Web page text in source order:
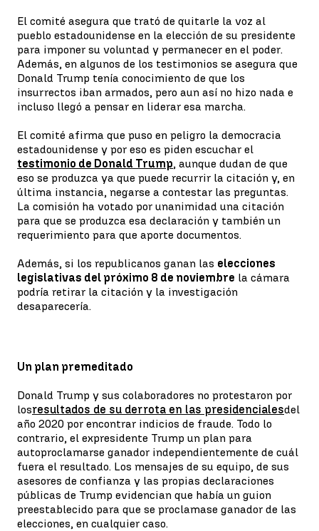
El comité asegura que trató de quitarle la voz al
pueblo estadounidense en la elección de su presidente
para imponer su voluntad y permanecer en el poder.
Además, en algunos de los testimonios se asegura que
Donald Trump tenía conocimiento de que los
insurrectos iban armados, pero aun así no hizo nada e
incluso llegó a pensar en liderar esa marcha.
El comité afirma que puso en peligro la democracia
estadounidense y por eso es piden escuchar el
testimonio de Donald Trump, aunque dudan de que
eso se produzca ya que puede recurrir la citación y, en
última instancia, negarse a contestar las preguntas.
La comisión ha votado por unanimidad una citación
para que se produzca esa declaración y también un
requerimiento para que aporte documentos.
Además, si los republicanos ganan las elecciones
legislativas del próximo 8 de noviembre la cámara
podría retirar la citación y la investigación
desaparecería.
Un plan premeditado
Donald Trump y sus colaboradores no protestaron por
losresultados de su derrota en las presidencialesdel
año 2020 por encontrar indicios de fraude. Todo lo
contrario, el expresidente Trump un plan para
autoproclamarse ganador independientemente de cuál
fuera el resultado. Los mensajes de su equipo, de sus
asesores de confianza y las propias declaraciones
públicas de Trump evidencian que había un guion
preestablecido para que se proclamase ganador de las
elecciones, en cualquier caso.